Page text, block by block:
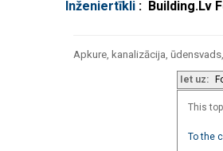
Inženiertīkli : Building.Lv
Apkure, kanalizācija,
Iet uz:
This
To the